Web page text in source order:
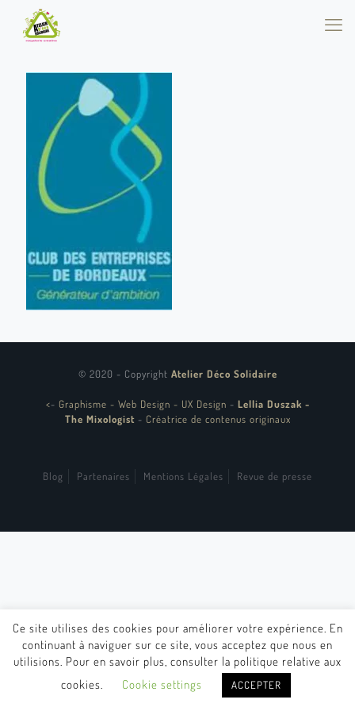
© 2020 - Copyright Atelier Déco Solidaire
<- Graphisme - Web Design - UX Design - Lellia Duszak -
The Mixologist - Créatrice de contenus originaux
Blog Partenaires Mentions Légales Revue de presse
Ce site utilises des cookies pour améliorer votre expérience. En
continuant à naviguer sur ce site, vous acceptez que nous en
utilisions. Pour en savoir plus, consulter la politique relative aux
cookies.
Cookie settings ACCEPTER